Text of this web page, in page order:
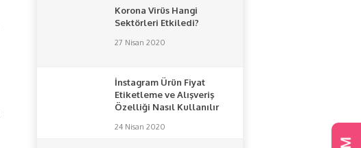
Korona Virüs Hangi
Sektörleri Etkiledi?
27 Nisan 2020
İnstagram Ürün Fiyat
Etiketleme ve Alışveriş
Özelliği Nasıl Kullanılır
24 Nisan 2020